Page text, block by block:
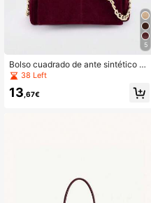
5
Bolso cuadrado de ante sintético ac
olchado color burdeos de estilo vint
age, minimalista moderno de lujo, c
on bordado de hilo y herrajes de ca
38 Left
13 ,67€